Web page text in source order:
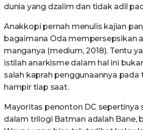
dunia yang dzalim dan tidak adil
Anakkopi pernah menulis kajian
bagaimana Oda mempersepsikan
manganya (medium, 2018). Tentu
istilah anarkisme dalam hal ini
salah kaprah penggunaannya pada
hampir tiap saat.
Mayoritas penonton DC sepertinya
dalam trilogi Batman adalah Bane,